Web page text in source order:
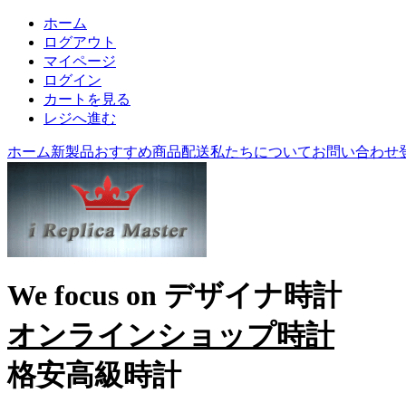
ホーム
ログアウト
マイページ
ログイン
カートを見る
レジへ進む
ホーム新製品おすすめ商品配送私たちについてお問い合わせ
We focus on デザイナ時計
オンラインショップ時計
格安高級時計